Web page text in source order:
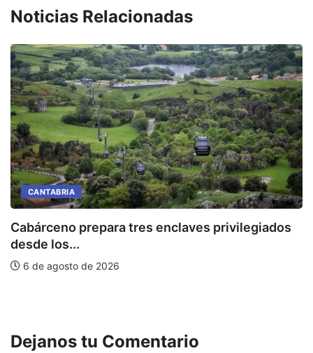
Noticias Relacionadas
CANTABRIA
Cabárceno prepara tres enclaves privilegiados
desde los...
6 de agosto de 2026
Dejanos tu Comentario